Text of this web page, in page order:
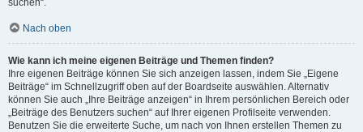
suchen“.
Nach oben
Wie kann ich meine eigenen Beiträge und Themen finden?
Ihre eigenen Beiträge können Sie sich anzeigen lassen, indem Sie „Eigene
Beiträge“ im Schnellzugriff oben auf der Boardseite auswählen. Alternativ
können Sie auch „Ihre Beiträge anzeigen“ in Ihrem persönlichen Bereich oder
„Beiträge des Benutzers suchen“ auf Ihrer eigenen Profilseite verwenden.
Benutzen Sie die erweiterte Suche, um nach von Ihnen erstellen Themen zu